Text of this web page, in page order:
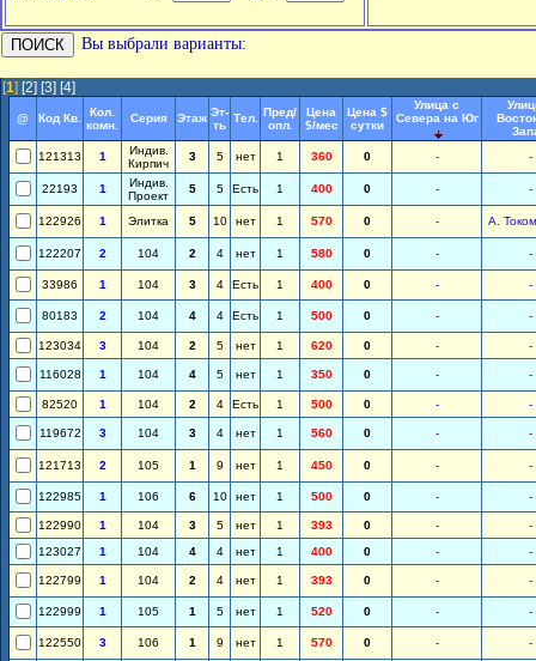
Вы выбрали варианты:
[1] [2] [3] [4]
@ Код Кв.
Кол.
комн.
Серия Этаж Эт-
ть
Тел.
Пред/
опл.
Цена
$/мес
Цена $
сутки
Улица с
Севера на Юг
121313
1
Индив.
Кирпич
3 5 нет 1 360 0 - -
22193 1
Индив.
Проект
5 5 Есть 1 400 0 - -
122926 1 Элитка 5 10 нет 1 570 0 - А.
122207 2 104 2 4 нет 1 580 0 - -
33986 1 104 3 4 Есть 1 400 0 - -
80183 2 104 4 4 Есть 1 500 0 - -
123034 3 104 2 5 нет 1 620 0 - -
116028 1 104 4 5 нет 1 350 0 - -
82520 1 104 2 4 Есть 1 500 0 - -
119672 3 104 3 4 нет 1 560 0 - -
121713 2 105 1 9 нет 1 450 0 - -
122985 1 106 6 10 нет 1 500 0 - -
122990 1 104 3 5 нет 1 393 0 -
-
123027
1 104 4 4 нет 1 400 0 - -
122799 1 104 2 4 нет 1 393 0 - -
122999 1 105 1 5 нет 1 520 0 - -
122550 3 106 1 9 нет 1 570 0 - -